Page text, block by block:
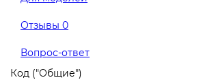
Отзывы 0
Вопрос-ответ
Код ("Общие")